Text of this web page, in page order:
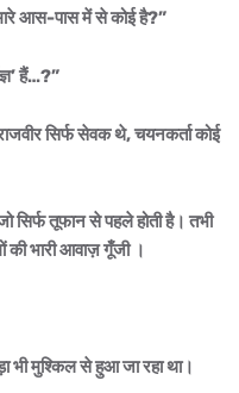
आस-पास में से कोई है?”
हैं…?”
सिर्फ सेवक थे, चयनकर्ता कोई
सिर्फ तूफान से पहले होती है। तभी
की भारी आवाज़ गूँजी ।
भी मुश्किल से हुआ जा रहा था।